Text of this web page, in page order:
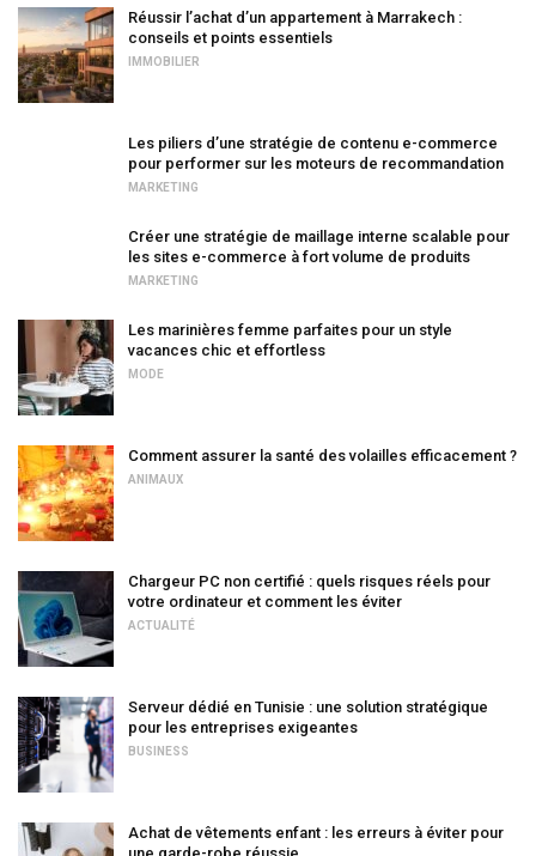
Réussir l’achat d’un appartement à Marrakech :
conseils et points essentiels
IMMOBILIER
Les piliers d’une stratégie de contenu e-commerce
pour performer sur les moteurs de recommandation
MARKETING
Créer une stratégie de maillage interne scalable pour
les sites e-commerce à fort volume de produits
MARKETING
Les marinières femme parfaites pour un style
vacances chic et effortless
MODE
Comment assurer la santé des volailles efficacement ?
ANIMAUX
Chargeur PC non certifié : quels risques réels pour
votre ordinateur et comment les éviter
ACTUALITÉ
Serveur dédié en Tunisie : une solution stratégique
pour les entreprises exigeantes
BUSINESS
Achat de vêtements enfant : les erreurs à éviter pour